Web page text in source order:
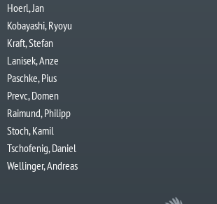
Hoerl, Jan
Kobayashi, Ryoyu
Kraft, Stefan
Lanisek, Anze
Paschke, Pius
Prevc, Domen
Raimund, Philipp
Stoch, Kamil
Tschofenig, Daniel
Wellinger, Andreas